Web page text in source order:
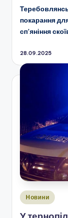
покарання
сп’яніння
28.09.2025
Опубліковано
Новини